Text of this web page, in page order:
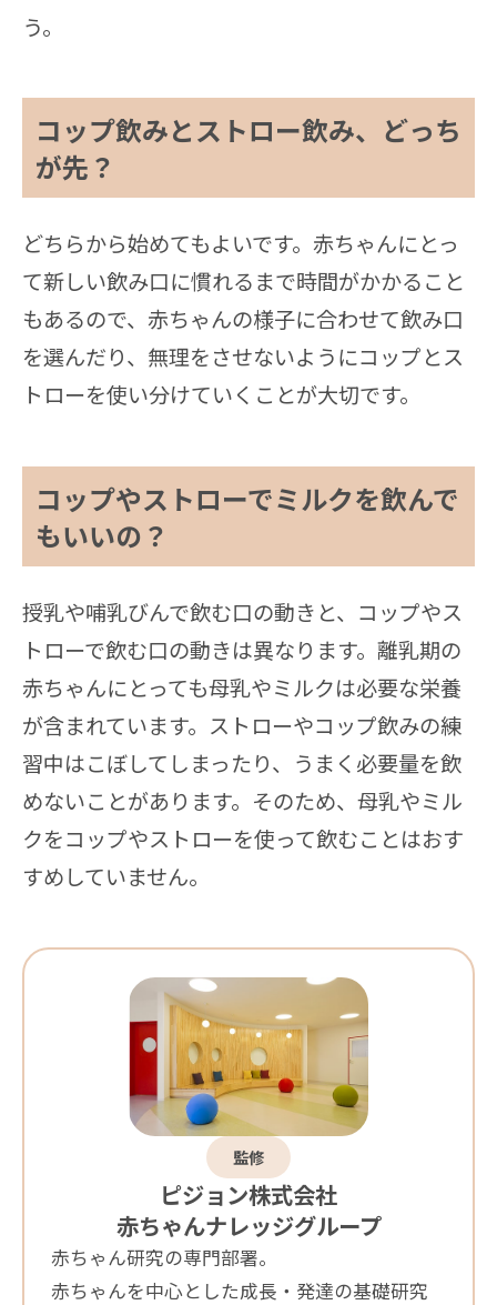
う。
コップ飲みとストロー飲み、どっち
が先？
どちらから始めてもよいです。赤ちゃんにとっ
て新しい飲み口に慣れるまで時間がかかること
もあるので、赤ちゃんの様子に合わせて飲み口
を選んだり、無理をさせないようにコップとス
トローを使い分けていくことが大切です。
コップやストローでミルクを飲んで
もいいの？
授乳や哺乳びんで飲む口の動きと、コップやス
トローで飲む口の動きは異なります。離乳期の
赤ちゃんにとっても母乳やミルクは必要な栄養
が含まれています。ストローやコップ飲みの練
習中はこぼしてしまったり、うまく必要量を飲
めないことがあります。そのため、母乳やミル
クをコップやストローを使って飲むことはおす
すめしていません。
監修
ピジョン株式会社
赤ちゃんナレッジグループ
赤ちゃん研究の専門部署。
赤ちゃんを中心とした成長・発達の基礎研究